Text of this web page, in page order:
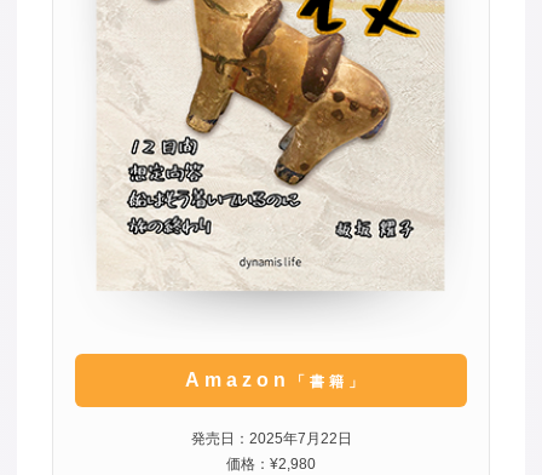
Amazon 「書籍」
発売日：2025年7月22日
価格：¥2,980